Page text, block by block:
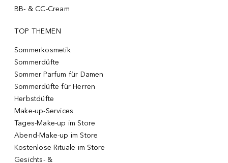
BB- & CC-Cream
TOP THEMEN
Sommerkosmetik
Sommerdüfte
Sommer Parfum für Damen
Sommerdüfte für Herren
Herbstdüfte
Make-up-Services
Tages-Make-up im Store
Abend-Make-up im Store
Kostenlose Rituale im Store
Gesichts- &